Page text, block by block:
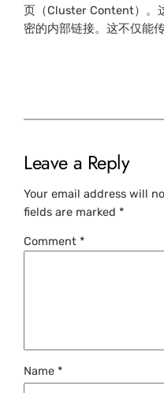
页（Cluster Content）。
密的内部链接。这不仅能
Leave a Reply
Your email address will
fields are marked*
Comment*
Name*